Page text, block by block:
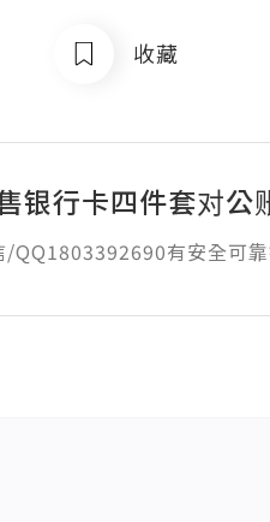
收藏
银行卡四件套对公
/QQ1803392690有安全可